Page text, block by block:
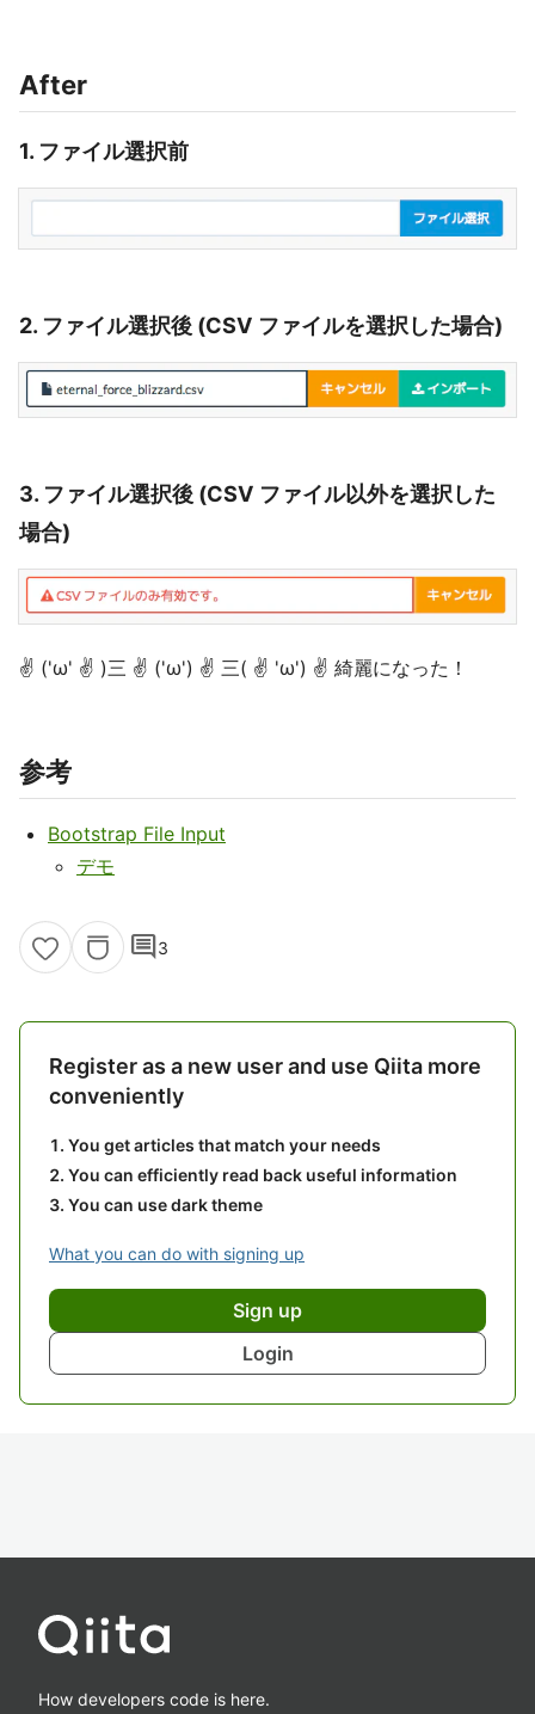
After
1. ファイル選択前
2. ファイル選択後 (CSV ファイルを選択した場合)
3. ファイル選択後 (CSV ファイル以外を選択した
場合)
✌ ('ω' ✌ )三 ✌ ('ω') ✌ 三( ✌ 'ω') ✌ 綺麗になった！
参考
Bootstrap File Input
デモ
comment3
Register as a new user and use Qiita more
conveniently
You get articles that match your needs
You can efficiently read back useful information
You can use dark theme
What you can do with signing up
Sign up
Login
How developers code is here.